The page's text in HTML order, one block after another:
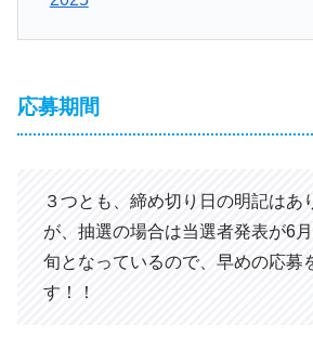
応募期間
３つとも、締め切り日の明記はあ
が、抽選の場合は当選者発表が6
旬となっているので、早めの応募
す！！